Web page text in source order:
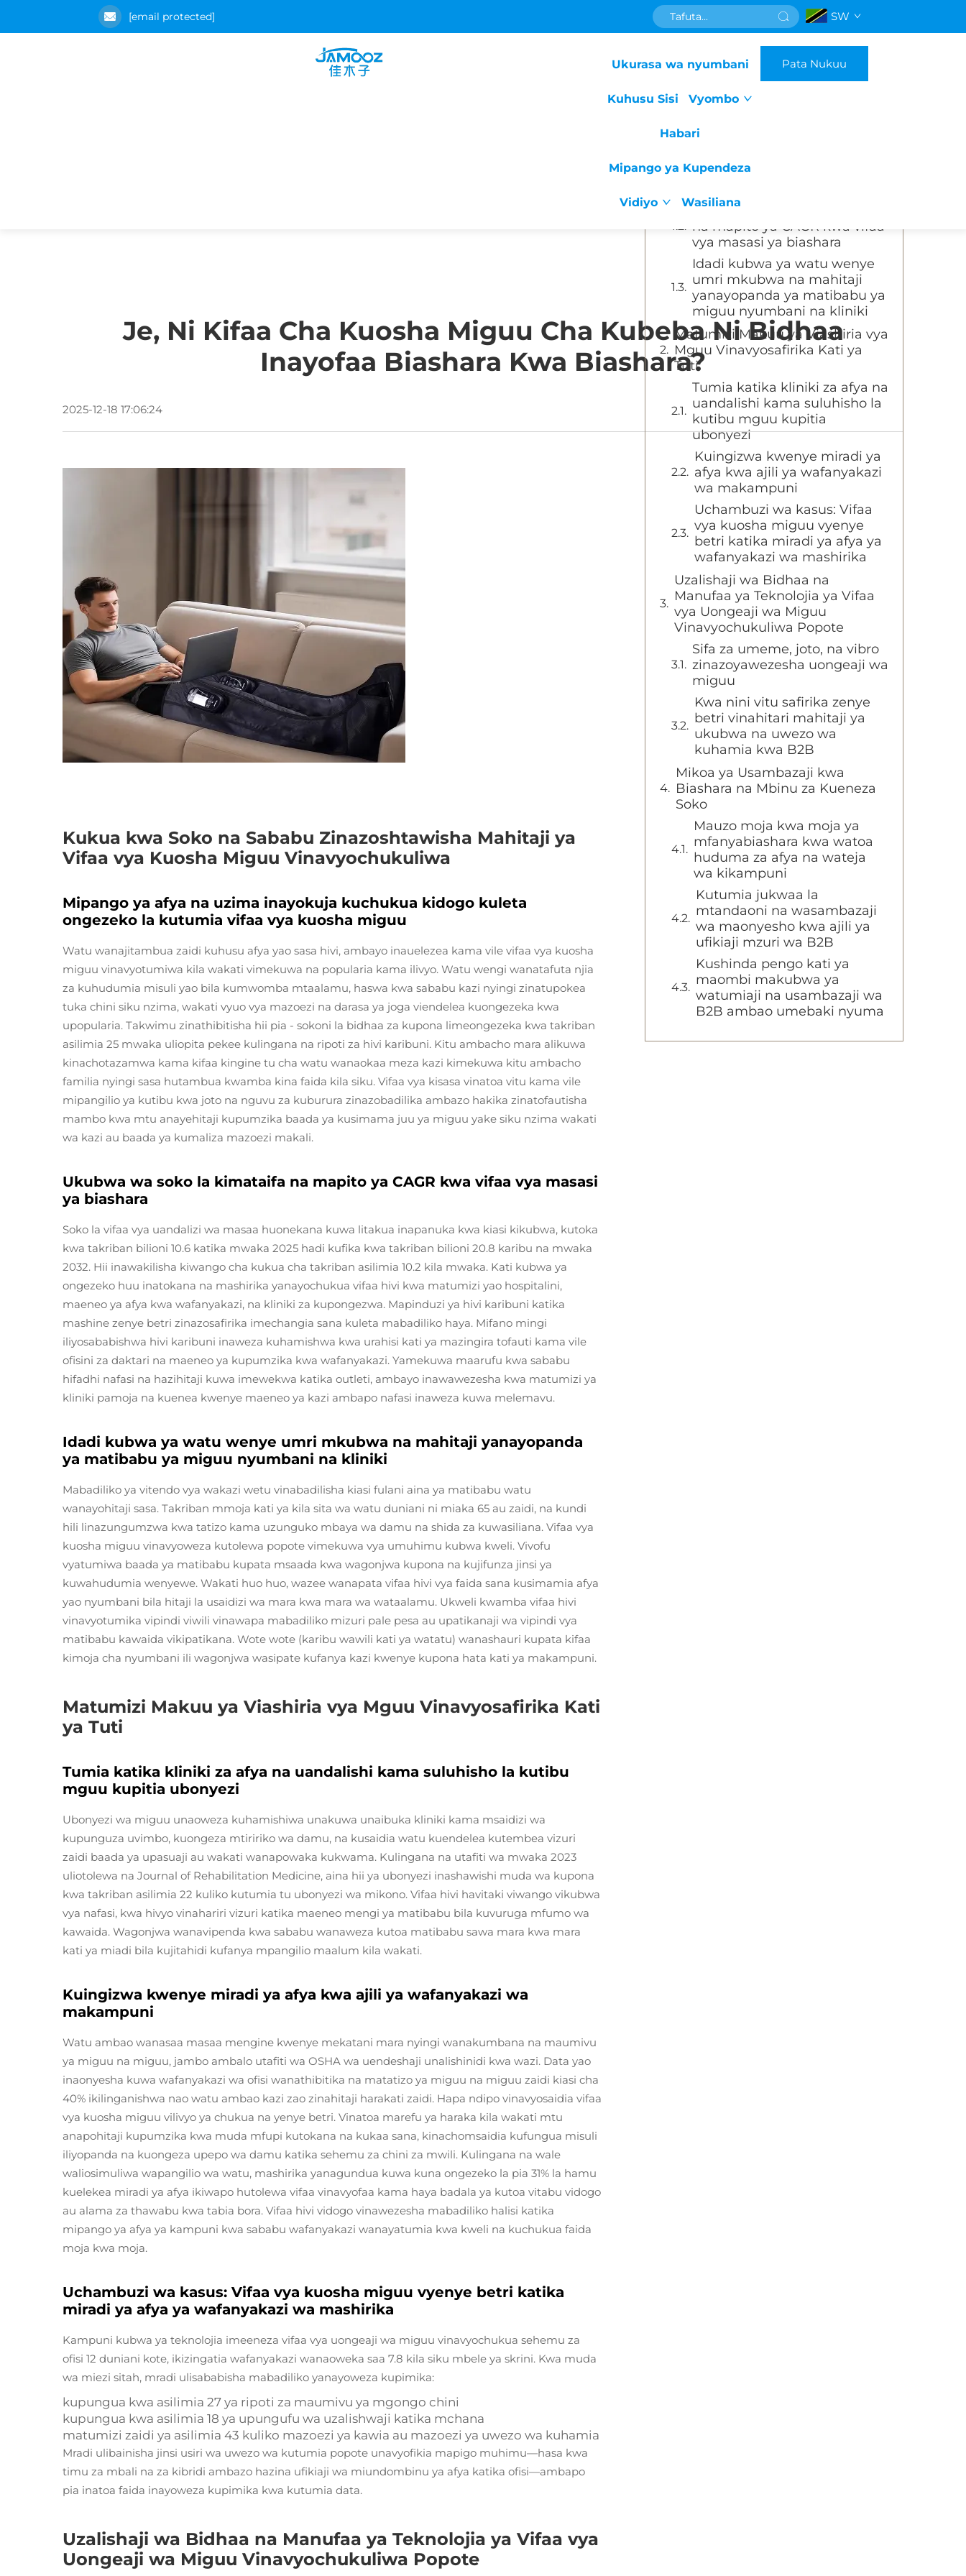
[email protected] SW
Ukurasa wa nyumbani
Kuhusu Sisi Vyombo
Habari
Mipango ya Kupendeza
Vidiyo Wasiliana
Pata Nukuu
Je, Ni Kifaa Cha Kuosha Miguu Cha Kubeba Ni Bidhaa
Inayofaa Biashara Kwa Biashara?
2025-12-18 17:06:24
Kukua kwa Soko na Sababu Zinazoshtawisha Mahitaji ya
Vifaa vya Kuosha Miguu Vinavyochukuliwa
Mipango ya afya na uzima inayokuja kuchukua kidogo kuleta
ongezeko la kutumia vifaa vya kuosha miguu
Watu wanajitambua zaidi kuhusu afya yao sasa hivi, ambayo inauelezea kama vile vifaa vya kuosha
miguu vinavyotumiwa kila wakati vimekuwa na popularia kama ilivyo. Watu wengi wanatafuta njia
za kuhudumia misuli yao bila kumwomba mtaalamu, haswa kwa sababu kazi nyingi zinatupokea
tuka chini siku nzima, wakati vyuo vya mazoezi na darasa ya joga viendelea kuongezeka kwa
upopularia. Takwimu zinathibitisha hii pia - sokoni la bidhaa za kupona limeongezeka kwa takriban
asilimia 25 mwaka uliopita pekee kulingana na ripoti za hivi karibuni. Kitu ambacho mara alikuwa
kinachotazamwa kama kifaa kingine tu cha watu wanaokaa meza kazi kimekuwa kitu ambacho
familia nyingi sasa hutambua kwamba kina faida kila siku. Vifaa vya kisasa vinatoa vitu kama vile
mipangilio ya kutibu kwa joto na nguvu za kuburura zinazobadilika ambazo hakika zinatofautisha
mambo kwa mtu anayehitaji kupumzika baada ya kusimama juu ya miguu yake siku nzima wakati
wa kazi au baada ya kumaliza mazoezi makali.
Ukubwa wa soko la kimataifa na mapito ya CAGR kwa vifaa vya masasi
ya biashara
Soko la vifaa vya uandalizi wa masaa huonekana kuwa litakua inapanuka kwa kiasi kikubwa, kutoka
kwa takriban bilioni 10.6 katika mwaka 2025 hadi kufika kwa takriban bilioni 20.8 karibu na mwaka
2032. Hii inawakilisha kiwango cha kukua cha takriban asilimia 10.2 kila mwaka. Kati kubwa ya
ongezeko huu inatokana na mashirika yanayochukua vifaa hivi kwa matumizi yao hospitalini,
maeneo ya afya kwa wafanyakazi, na kliniki za kupongezwa. Mapinduzi ya hivi karibuni katika
mashine zenye betri zinazosafirika imechangia sana kuleta mabadiliko haya. Mifano mingi
iliyosababishwa hivi karibuni inaweza kuhamishwa kwa urahisi kati ya mazingira tofauti kama vile
ofisini za daktari na maeneo ya kupumzika kwa wafanyakazi. Yamekuwa maarufu kwa sababu
hifadhi nafasi na hazihitaji kuwa imewekwa katika outleti, ambayo inawawezesha kwa matumizi ya
kliniki pamoja na kuenea kwenye maeneo ya kazi ambapo nafasi inaweza kuwa melemavu.
Idadi kubwa ya watu wenye umri mkubwa na mahitaji yanayopanda
ya matibabu ya miguu nyumbani na kliniki
Mabadiliko ya vitendo vya wakazi wetu vinabadilisha kiasi fulani aina ya matibabu watu
wanayohitaji sasa. Takriban mmoja kati ya kila sita wa watu duniani ni miaka 65 au zaidi, na kundi
hili linazungumzwa kwa tatizo kama uzunguko mbaya wa damu na shida za kuwasiliana. Vifaa vya
kuosha miguu vinavyoweza kutolewa popote vimekuwa vya umuhimu kubwa kweli. Vivofu
vyatumiwa baada ya matibabu kupata msaada kwa wagonjwa kupona na kujifunza jinsi ya
kuwahudumia wenyewe. Wakati huo huo, wazee wanapata vifaa hivi vya faida sana kusimamia afya
yao nyumbani bila hitaji la usaidizi wa mara kwa mara wa wataalamu. Ukweli kwamba vifaa hivi
vinavyotumika vipindi viwili vinawapa mabadiliko mizuri pale pesa au upatikanaji wa vipindi vya
matibabu kawaida vikipatikana. Wote wote (karibu wawili kati ya watatu) wanashauri kupata kifaa
kimoja cha nyumbani ili wagonjwa wasipate kufanya kazi kwenye kupona hata kati ya makampuni.
Matumizi Makuu ya Viashiria vya Mguu Vinavyosafirika Kati
ya Tuti
Tumia katika kliniki za afya na uandalishi kama suluhisho la kutibu
mguu kupitia ubonyezi
Ubonyezi wa miguu unaoweza kuhamishiwa unakuwa unaibuka kliniki kama msaidizi wa
kupunguza uvimbo, kuongeza mtiririko wa damu, na kusaidia watu kuendelea kutembea vizuri
zaidi baada ya upasuaji au wakati wanapowaka kukwama. Kulingana na utafiti wa mwaka 2023
uliotolewa na Journal of Rehabilitation Medicine, aina hii ya ubonyezi inashawishi muda wa kupona
kwa takriban asilimia 22 kuliko kutumia tu ubonyezi wa mikono. Vifaa hivi havitaki viwango vikubwa
vya nafasi, kwa hivyo vinahariri vizuri katika maeneo mengi ya matibabu bila kuvuruga mfumo wa
kawaida. Wagonjwa wanavipenda kwa sababu wanaweza kutoa matibabu sawa mara kwa mara
kati ya miadi bila kujitahidi kufanya mpangilio maalum kila wakati.
Kuingizwa kwenye miradi ya afya kwa ajili ya wafanyakazi wa
makampuni
Watu ambao wanasaa masaa mengine kwenye mekatani mara nyingi wanakumbana na maumivu
ya miguu na miguu, jambo ambalo utafiti wa OSHA wa uendeshaji unalishinidi kwa wazi. Data yao
inaonyesha kuwa wafanyakazi wa ofisi wanathibitika na matatizo ya miguu na miguu zaidi kiasi cha
40% ikilinganishwa nao watu ambao kazi zao zinahitaji harakati zaidi. Hapa ndipo vinavyosaidia vifaa
vya kuosha miguu vilivyo ya chukua na yenye betri. Vinatoa marefu ya haraka kila wakati mtu
anapohitaji kupumzika kwa muda mfupi kutokana na kukaa sana, kinachomsaidia kufungua misuli
iliyopanda na kuongeza upepo wa damu katika sehemu za chini za mwili. Kulingana na wale
waliosimuliwa wapangilio wa watu, mashirika yanagundua kuwa kuna ongezeko la pia 31% la hamu
kuelekea miradi ya afya ikiwapo hutolewa vifaa vinavyofaa kama haya badala ya kutoa vitabu vidogo
au alama za thawabu kwa tabia bora. Vifaa hivi vidogo vinawezesha mabadiliko halisi katika
mipango ya afya ya kampuni kwa sababu wafanyakazi wanayatumia kwa kweli na kuchukua faida
moja kwa moja.
Uchambuzi wa kasus: Vifaa vya kuosha miguu vyenye betri katika
miradi ya afya ya wafanyakazi wa mashirika
Kampuni kubwa ya teknolojia imeeneza vifaa vya uongeaji wa miguu vinavyochukua sehemu za
ofisi 12 duniani kote, ikizingatia wafanyakazi wanaoweka saa 7.8 kila siku mbele ya skrini. Kwa muda
wa miezi sitah, mradi ulisababisha mabadiliko yanayoweza kupimika:
kupungua kwa asilimia 27 ya ripoti za maumivu ya mgongo chini
kupungua kwa asilimia 18 ya upungufu wa uzalishwaji katika mchana
matumizi zaidi ya asilimia 43 kuliko mazoezi ya kawia au mazoezi ya uwezo wa kuhamia
Mradi ulibainisha jinsi usiri wa uwezo wa kutumia popote unavyofikia mapigo muhimu—hasa kwa
timu za mbali na za kibridi ambazo hazina ufikiaji wa miundombinu ya afya katika ofisi—ambapo
pia inatoa faida inayoweza kupimika kwa kutumia data.
Uzalishaji wa Bidhaa na Manufaa ya Teknolojia ya Vifaa vya
Uongeaji wa Miguu Vinavyochukuliwa Popote
Orodha ya Mada
Kukua kwa Soko na Sababu
Vifaa vya Kuosha Miguu
Mipango ya afya na uzima
kuleta ongezeko la kutumia
Ukubwa wa soko la kimataifa
na mapito ya CAGR kwa vifaa
vya masasi ya biashara
Idadi kubwa ya watu wenye
umri mkubwa na mahitaji
yanayopanda ya matibabu ya
miguu nyumbani na kliniki
Matumizi Makuu ya Viashiria vya
Mguu Vinavyosafirika Kati ya
Tuti
Tumia katika kliniki za afya na
uandalishi kama suluhisho la
kutibu mguu kupitia
ubonyezi
Kuingizwa kwenye miradi ya
afya kwa ajili ya wafanyakazi
wa makampuni
Uchambuzi wa kasus: Vifaa
vya kuosha miguu vyenye
betri katika miradi ya afya ya
wafanyakazi wa mashirika
Uzalishaji wa Bidhaa na
Manufaa ya Teknolojia ya Vifaa
vya Uongeaji wa Miguu
Vinavyochukuliwa Popote
Sifa za umeme, joto, na vibro
zinazoyawezesha uongeaji wa
miguu
Kwa nini vitu safirika zenye
betri vinahitari mahitaji ya
ukubwa na uwezo wa
kuhamia kwa B2B
Mikoa ya Usambazaji kwa
Biashara na Mbinu za Kueneza
Soko
Mauzo moja kwa moja ya
mfanyabiashara kwa watoa
huduma za afya na wateja
wa kikampuni
Kutumia jukwaa la
mtandaoni na wasambazaji
wa maonyesho kwa ajili ya
ufikiaji mzuri wa B2B
Kushinda pengo kati ya
maombi makubwa ya
watumiaji na usambazaji wa
B2B ambao umebaki nyuma